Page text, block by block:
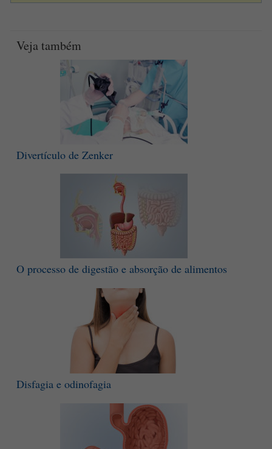
Veja também
Divertículo de Zenker
O processo de digestão e absorção de alimentos
Disfagia e odinofagia